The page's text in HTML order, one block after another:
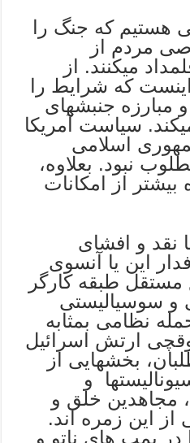
هستیم که جنگ را
مردم از
میکنند. از
که شرایط را
مبارزه جنبشهای
سیاست آمریکا
اسلامی
نبود. بعلاوه،
از امکانات
و افشای
این یا آنسوی
طبقه کارگر
و سوسیالیستی
نظامی بمثابه
ارتش اسرائیل
بخشهایی از
و
مجاهدین خلق و
از این زمره اند.
در بمب های ناتو و